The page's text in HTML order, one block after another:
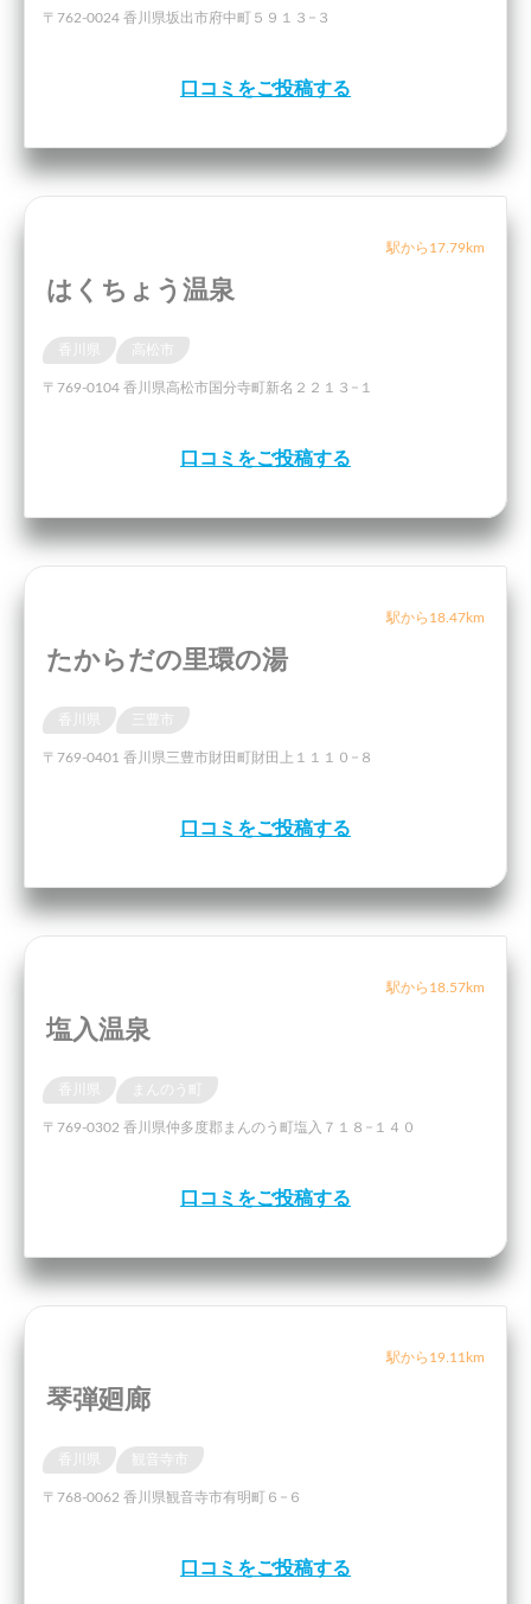
〒762-0024 香川県坂出市府中町５９１３−３
口コミをご投稿する
駅から17.79km
はくちょう温泉
香川県
〒769-0104 香川県高松市国分寺町新名２２１３−１
口コミをご投稿する
駅から18.47km
たからだの里環の湯
香川県
〒769-0401 香川県三豊市財田町財田上１１１０−８
口コミをご投稿する
駅から18.57km
塩入温泉
香川県 まんのう町
〒769-0302 香川県仲多度郡まんのう町塩入７１８−１４０
口コミをご投稿する
駅から19.11km
琴弾廻廊
香川県
〒768-0062 香川県観音寺市有明町６−６
口コミをご投稿する